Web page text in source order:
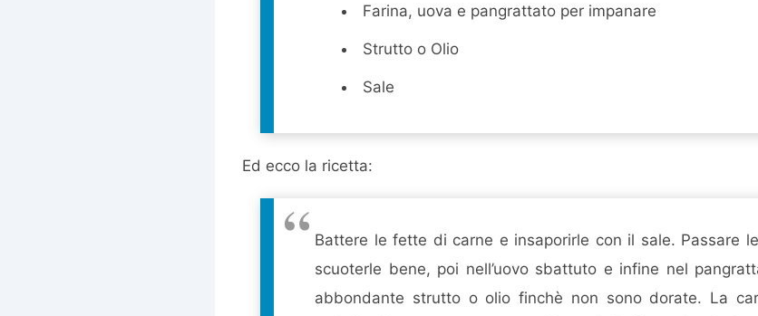
Farina, uova e pangrattato per impanare
Strutto o Olio
Sale
Ed ecco la ricetta:
Battere le fette di carne e insaporirle con il sale. Passare
scuoterle bene, poi nell’uovo sbattuto e infine nel
abbondante strutto o olio finchè non sono dorate. La